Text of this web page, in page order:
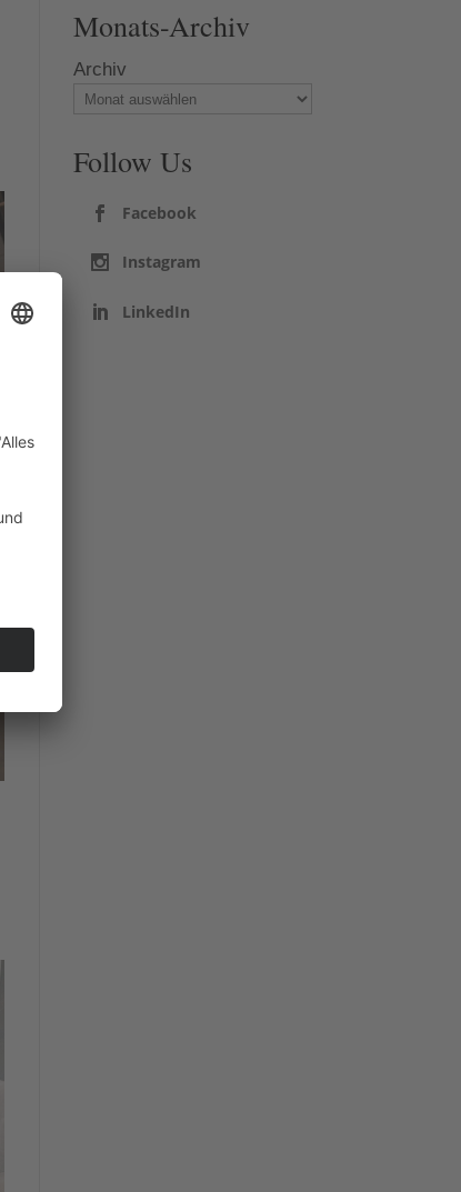
Monats-Archiv
Archiv
Follow Us
Facebook
Instagram
LinkedIn